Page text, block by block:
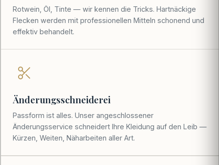
Rotwein, Öl, Tinte — wir kennen die Tricks. Hartnäckige
Flecken werden mit professionellen Mitteln schonend und
effektiv behandelt.
Änderungsschneiderei
Passform ist alles. Unser angeschlossener
Änderungsservice schneidert Ihre Kleidung auf den Leib —
Kürzen, Weiten, Näharbeiten aller Art.